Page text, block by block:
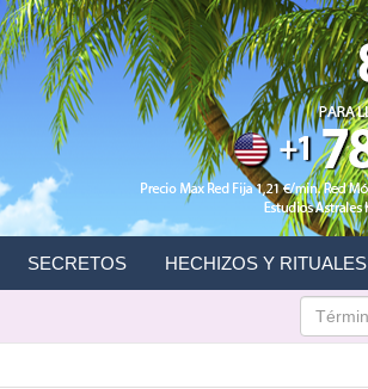
SECRETOS HECHIZOS Y RITUALES